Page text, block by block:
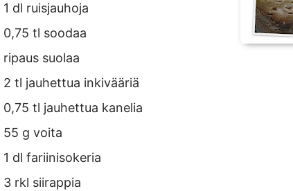
1 dl ruisjauhoja
0,75 tl soodaa
ripaus suolaa
2 tl jauhettua inkivääriä
0,75 tl jauhettua kanelia
55 g voita
1 dl fariinisokeria
3 rkl siirappia